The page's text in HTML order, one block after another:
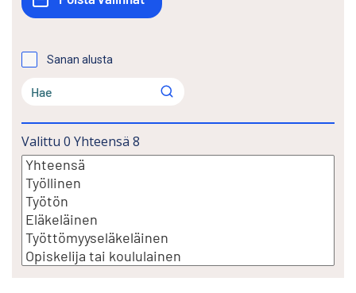
Sanan alusta
Valittu 0 Yhteensä 8